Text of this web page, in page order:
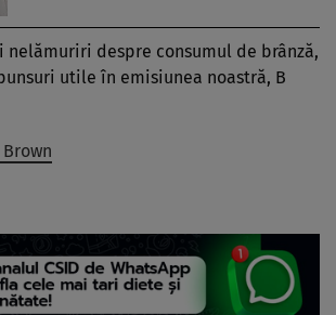
nelămuriri despre consumul de brânză,
utile în emisiunea noastră, B